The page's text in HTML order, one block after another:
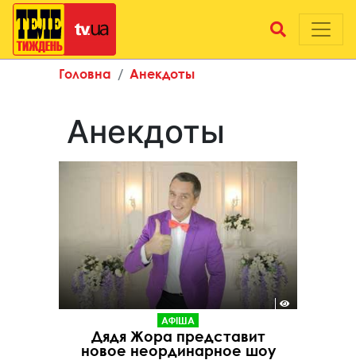
Головна Анекдоты
Анекдоты
АФІША
Дядя Жора представит
новое неординарное шоу